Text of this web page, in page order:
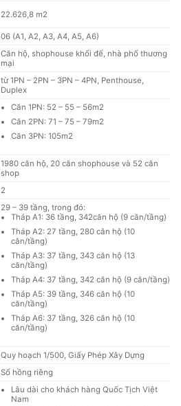
22.626,8 m2
06 (A1, A2, A3, A4, A5, A6)
Căn hộ, shophouse khối đế, nhà phố thương
mại
từ 1PN – 2PN – 3PN – 4PN, Penthouse,
Duplex
Căn 1PN: 52 – 55 – 56m2
Căn 2PN: 71 – 75 – 79m2
Căn 3PN: 105m2
1980 căn hộ, 20 căn shophouse và 52 căn
shop
2
29 – 39 tầng, trong đó:
Tháp A1: 36 tầng, 342căn hộ (9 căn/tầng)
Tháp A2: 27 tầng, 280 căn hộ (10
căn/tầng)
Tháp A3: 37 tầng, 343 căn hộ (13
căn/tầng)
Tháp A4: 37 tầng, 342 căn hộ (9 căn/tầng)
Tháp A5: 39 tầng, 346 căn hộ (10
căn/tầng)
Tháp A6: 37 tầng, 326 căn hộ (10
căn/tầng)
Quy hoạch 1/500, Giấy Phép Xây Dựng
Sổ hồng riêng
Lâu dài cho khách hàng Quốc Tịch Việt
Nam